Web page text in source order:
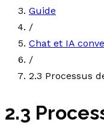
Guide
/
Chat et IA
/
2.3 Processus
2.3